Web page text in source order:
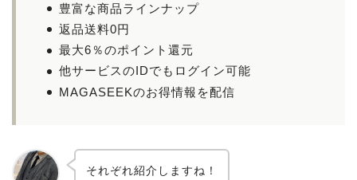
豊富な商品ラインナップ
返品送料0円
最大6％のポイント還元
他サービスのIDでもログイン可能
MAGASEEKのお得情報を配信
それぞれ紹介しますね！